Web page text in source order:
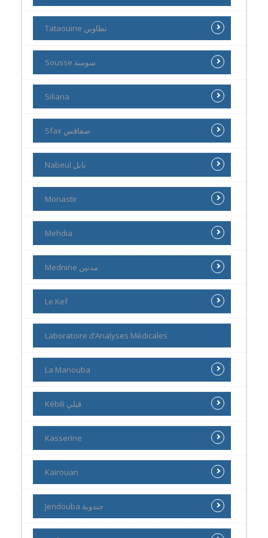
Tataouine تطاوين
Sousse سوسة
Siliana
Sfax صفاقس
Nabeul نابل
Monastir
Mehdia
Mednine مدنين
Le Kef
Laboratoire d’Analyses Médicales
La Manouba
Kébili ڨبلي
Kasserine
Kairouan
Jendouba جندوبة